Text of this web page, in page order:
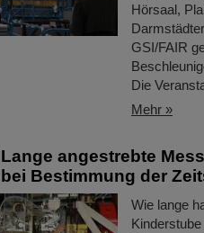
Hörsaal,
GSI/FAIR
Die
Mehr »
Lange angestrebte
bei Bestimmung der
Wie lange